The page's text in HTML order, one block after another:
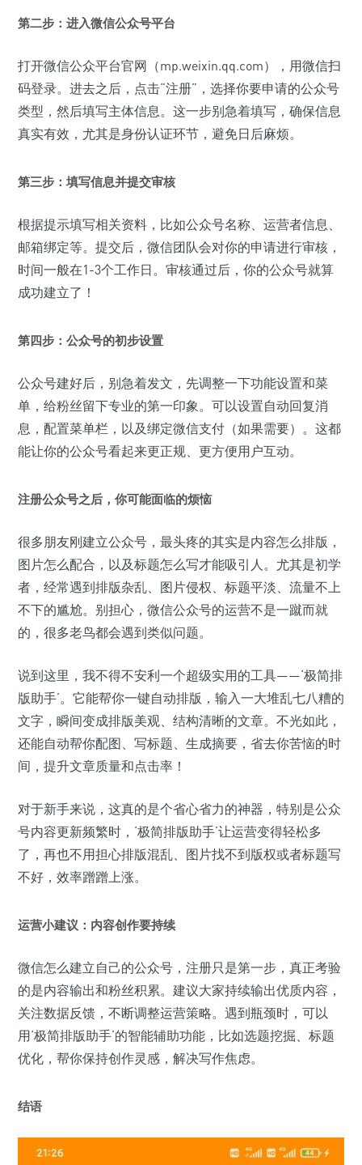
第二步：进入微信公众号平台
打开微信公众平台官网（mp.weixin.qq.com），用微信扫
码登录。进去之后，点击“注册”，选择你要申请的公众号
类型，然后填写主体信息。这一步别急着填写，确保信息
真实有效，尤其是身份认证环节，避免日后麻烦。
第三步：填写信息并提交审核
根据提示填写相关资料，比如公众号名称、运营者信息、
邮箱绑定等。提交后，微信团队会对你的申请进行审核，
时间一般在1-3个工作日。审核通过后，你的公众号就算
成功建立了！
第四步：公众号的初步设置
公众号建好后，别急着发文，先调整一下功能设置和菜
单，给粉丝留下专业的第一印象。可以设置自动回复消
息，配置菜单栏，以及绑定微信支付（如果需要）。这都
能让你的公众号看起来更正规、更方便用户互动。
注册公众号之后，你可能面临的烦恼
很多朋友刚建立公众号，最头疼的其实是内容怎么排版，
图片怎么配合，以及标题怎么写才能吸引人。尤其是初学
者，经常遇到排版杂乱、图片侵权、标题平淡、流量不上
不下的尴尬。别担心，微信公众号的运营不是一蹴而就
的，很多老鸟都会遇到类似问题。
说到这里，我不得不安利一个超级实用的工具——‘极简排
版助手’。它能帮你一键自动排版，输入一大堆乱七八糟的
文字，瞬间变成排版美观、结构清晰的文章。不光如此，
还能自动帮你配图、写标题、生成摘要，省去你苦恼的时
间，提升文章质量和点击率！
对于新手来说，这真的是个省心省力的神器，特别是公众
号内容更新频繁时，‘极简排版助手’让运营变得轻松多
了，再也不用担心排版混乱、图片找不到版权或者标题写
不好，效率蹭蹭上涨。
运营小建议：内容创作要持续
微信怎么建立自己的公众号，注册只是第一步，真正考验
的是内容输出和粉丝积累。建议大家持续输出优质内容，
关注数据反馈，不断调整运营策略。遇到瓶颈时，可以
用‘极简排版助手’的智能辅助功能，比如选题挖掘、标题
优化，帮你保持创作灵感，解决写作焦虑。
结语